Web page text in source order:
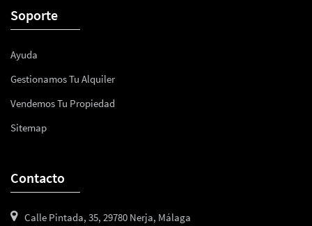
Soporte
Ayuda
Gestionamos Tu Alquiler
Vendemos Tu Propiedad
Sitemap
Contacto
Calle Pintada, 35, 29780 Nerja, Málaga